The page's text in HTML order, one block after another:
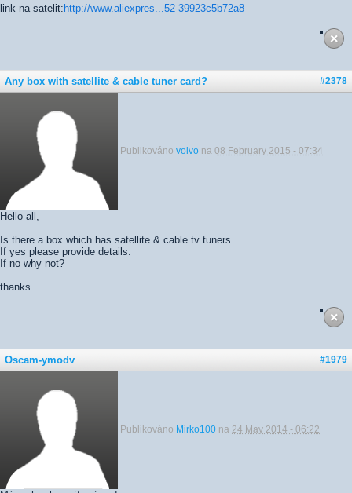
link na satelit: http://www.aliexpres...52-39923c5b72a8
#2378
Any box with satellite & cable tuner card?
Publikováno volvo na 08 February 2015 - 07:34
Hello all,
Is there a box which has satellite & cable tv tuners.
If yes please provide details.
If no why not?
thanks.
#1979
Oscam-ymodv
Publikováno Mirko100 na 24 May 2014 - 06:22